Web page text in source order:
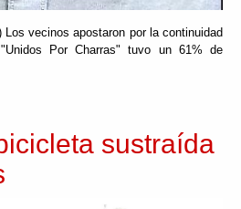
vecinos apostaron por la continuidad
Por Charras" tuvo un 61% de
sustraída